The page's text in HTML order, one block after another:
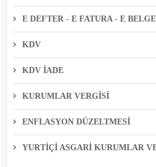
E DEFTER - E FATURA - E
KDV
KDV İADE
KURUMLAR VERGİSİ
ENFLASYON DÜZELTMESİ
YURTİÇİ ASGARİ KURUMLAR